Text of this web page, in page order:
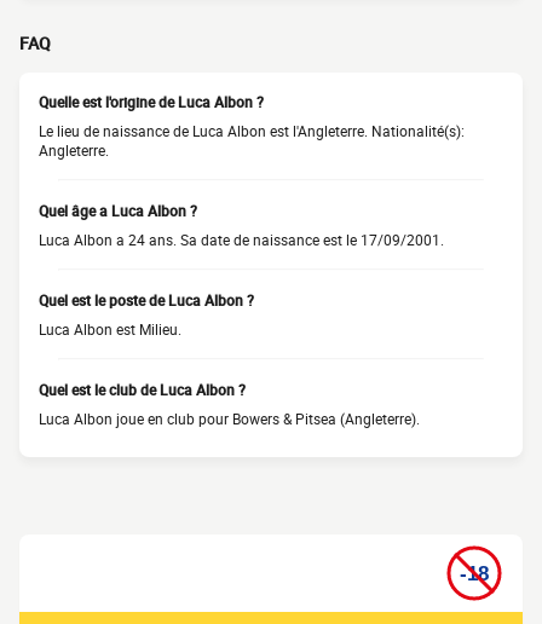
FAQ
Quelle est l'origine de Luca Albon ?
Le lieu de naissance de Luca Albon est l'Angleterre. Nationalité(s):
Angleterre.
Quel âge a Luca Albon ?
Luca Albon a 24 ans. Sa date de naissance est le 17/09/2001.
Quel est le poste de Luca Albon ?
Luca Albon est Milieu.
Quel est le club de Luca Albon ?
Luca Albon joue en club pour Bowers & Pitsea (Angleterre).